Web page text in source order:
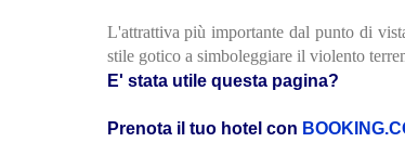
L'attrattiva più importante dal punto di
stile gotico a simboleggiare il violento
E' stata utile questa pagina?
Prenota il tuo hotel con